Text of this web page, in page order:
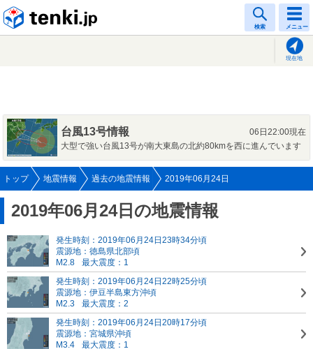
検索 メニュー
現在地
台風13号情報
06日22:00現在
大型で強い台風13号が南大東島の北約80kmを西に進んでいます
トップ 地震情報 過去の地震情報 2019年06月24日
2019年06月24日の地震情報
発生時刻：2019年06月24日23時34分頃
震源地：徳島県北部頃
M2.8
最大震度：1
発生時刻：2019年06月24日22時25分頃
震源地：伊豆半島東方沖頃
M2.3
最大震度：2
発生時刻：2019年06月24日20時17分頃
震源地：宮城県沖頃
M3.4
最大震度：1